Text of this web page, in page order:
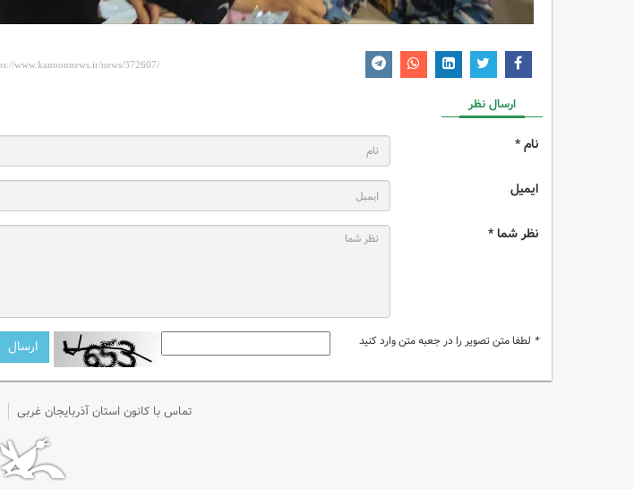
ارسال نظر
نام *
ایمیل
نظر شما *
* لطفا متن تصویر را در جعبه متن وارد کنید
تماس با کانون استان آذربایجان غربی